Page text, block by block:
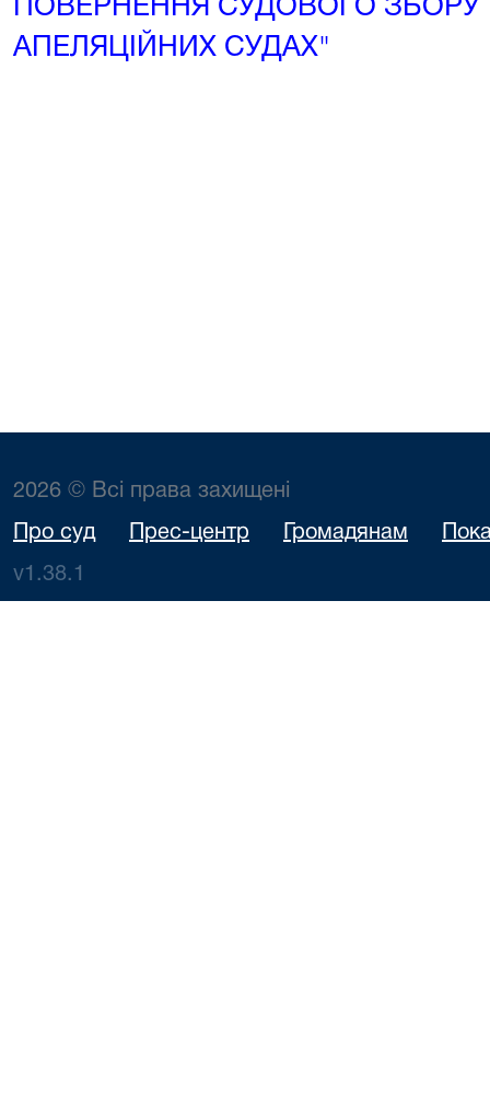
ПОВЕРНЕННЯ СУДОВОГО ЗБОРУ
АПЕЛЯЦІЙНИХ СУДАХ"
2026 © Всі права захищені
Про суд Прес-центр Громадянам
v1.38.1